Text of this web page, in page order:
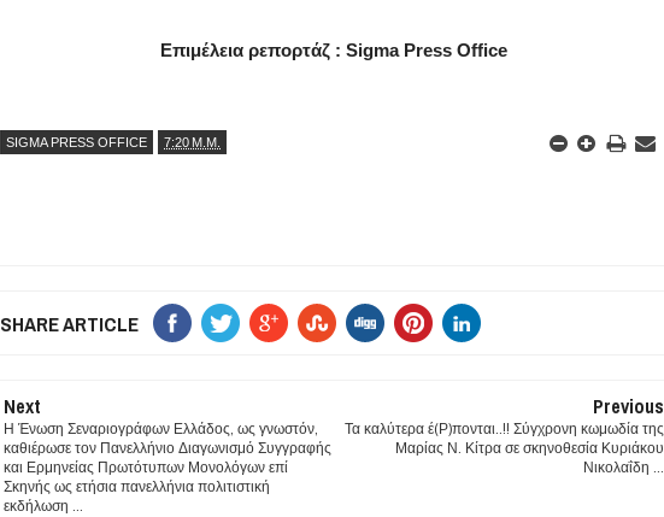
Επιμέλεια ρεπορτάζ : Sigma Press Office
SIGMA PRESS OFFICE 7:20 Μ.Μ.
SHARE ARTICLE
Next
Η Ένωση Σεναριογράφων Ελλάδος, ως γνωστόν,
καθιέρωσε τον Πανελλήνιο Διαγωνισμό Συγγραφής
και Ερμηνείας Πρωτότυπων Μονολόγων επί
Σκηνής ως ετήσια πανελλήνια πολιτιστική
εκδήλωση ...
Previous
Τα καλύτερα έ(Ρ)πονται..!! Σύγχρονη κωμωδία της
Μαρίας Ν. Κίτρα σε σκηνοθεσία Κυριάκου
Νικολαΐδη ...